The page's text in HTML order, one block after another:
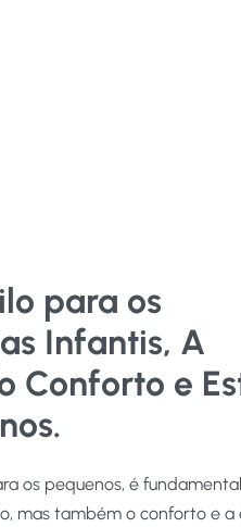
para os
Infantis, A
Conforto e
os pequenos, é fundamental
mas também o conforto e a